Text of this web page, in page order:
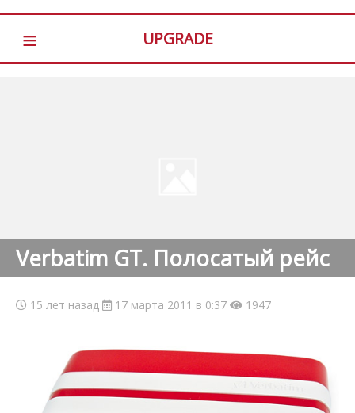
≡ UPGRADE
Verbatim GT. Полосатый рейс
15 лет назад 17 марта 2011 в 0:37 1947